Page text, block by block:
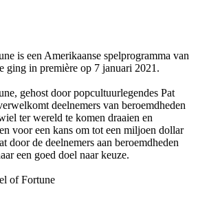
is een Amerikaanse spelprogramma van
ging in première op 7 januari 2021.
gehost door popcultuurlegendes Pat
deelnemers van beroemdheden
ter wereld te komen draaien en
voor een kans om tot een miljoen dollar
door de deelnemers aan beroemdheden
een goed doel naar keuze.